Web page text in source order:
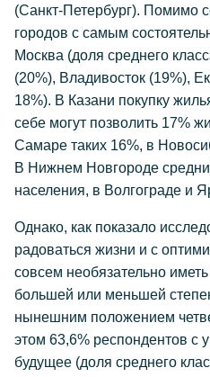
(Санкт-Петербург). Помимо
городов с самым
Москва (доля среднего
(20%), Владивосток (19%),
18%). В Казани покупку
себе могут позволить 17%
Самаре таких 16%, в
В Нижнем Новгороде
населения, в Волгограде и
Однако, как показало
радоваться жизни и с
совсем необязательно
большей или меньшей
нынешним положением
этом 63,6% респондентов с
будущее (доля среднего